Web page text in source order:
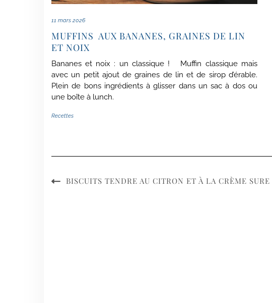
11 mars 2026
MUFFINS AUX BANANES, GRAINES DE LIN
ET NOIX
Bananes et noix : un classique ! Muffin classique mais
avec un petit ajout de graines de lin et de sirop d’érable.
Plein de bons ingrédients à glisser dans un sac à dos ou
une boîte à lunch.
Recettes
BISCUITS TENDRE AU CITRON ET À LA CRÈME SURE